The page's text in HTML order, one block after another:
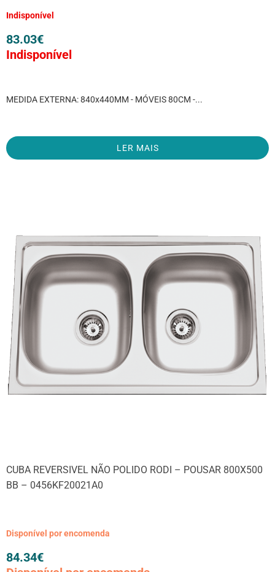
Indisponível
83.03€
Indisponível
MEDIDA EXTERNA: 840x440MM - MÓVEIS 80CM -...
LER MAIS
CUBA REVERSIVEL NÃO POLIDO RODI – POUSAR 800X500
BB – 0456KF20021A0
Disponível por encomenda
84.34€